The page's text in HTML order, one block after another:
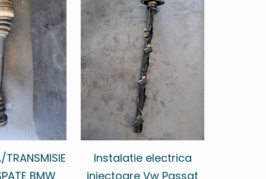
TRANSMISIE
BMW
Instalatie electrica
injectoare Vw Passat